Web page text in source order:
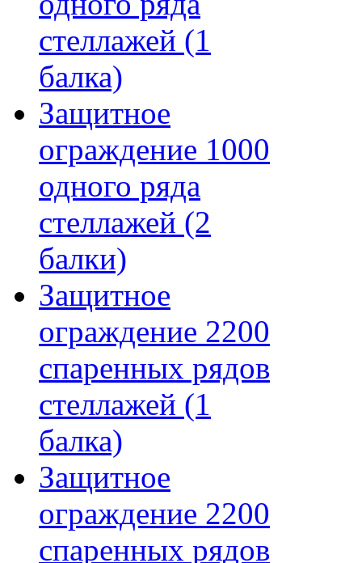
стеллажей (1
балка)
Защитное
ограждение 1000
одного ряда
стеллажей (2
балки)
Защитное
ограждение 2200
спаренных рядов
стеллажей (1
балка)
Защитное
ограждение 2200
спаренных рядов